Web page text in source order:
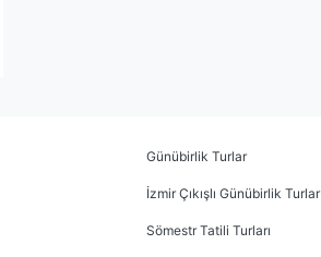
Günübirlik Turlar
İzmir Çıkışlı Günübirlik Turlar
Sömestr Tatili Turları